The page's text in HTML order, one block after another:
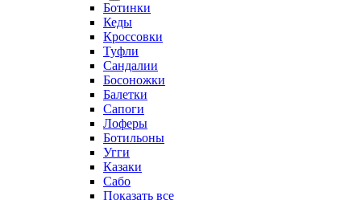
Ботинки
Кеды
Кроссовки
Туфли
Сандалии
Босоножки
Балетки
Сапоги
Лоферы
Ботильоны
Угги
Казаки
Сабо
Показать все